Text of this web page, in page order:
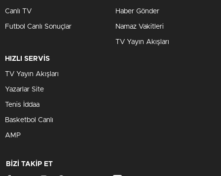
Canlı TV
Futbol Canlı Sonuçlar
Haber Gönder
Namaz Vakitleri
TV Yayın Akışları
HIZLI SERVİS
TV Yayın Akışları
Yazarlar Site
Tenis İddaa
Basketbol Canlı
AMP
BİZİ TAKİP ET